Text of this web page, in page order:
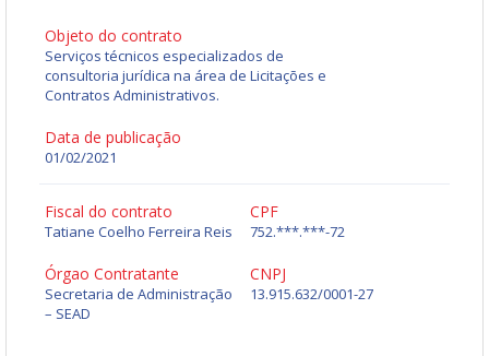
Objeto do contrato
Serviços técnicos especializados de
consultoria jurídica na área de Licitações e
Contratos Administrativos.
Data de publicação
01/02/2021
Fiscal do contrato
Tatiane Coelho Ferreira Reis
CPF
752.***.***-72
Órgao Contratante
Secretaria de Administração
– SEAD
CNPJ
13.915.632/0001-27